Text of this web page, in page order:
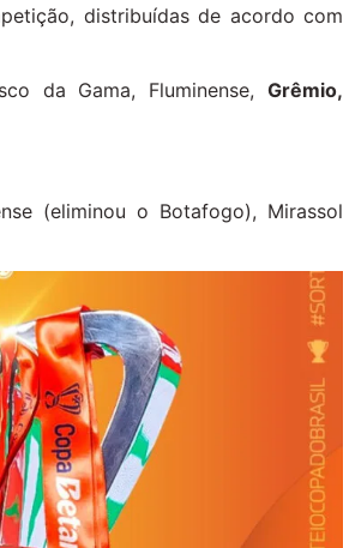
distribuídas de acordo com
da Gama, Fluminense,Grêmio,
(eliminou o Botafogo), Mirassol